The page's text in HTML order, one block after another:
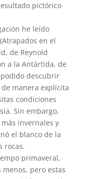
pictórico
he leído
en el
de Reynold
a la Antártida, de
descubrir
manera explícita
condiciones
Sin embargo,
invernales y
el blanco de la
rocas.
primaveral,
pero estas